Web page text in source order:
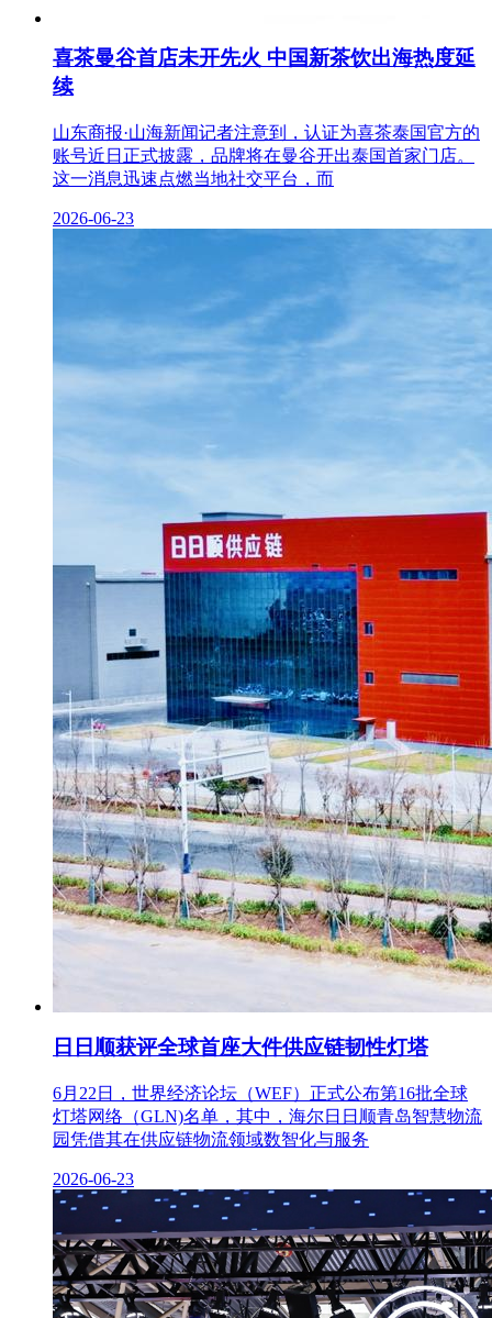
喜茶曼谷首店未开先火 中国新茶饮出海热度延
续
山东商报·山海新闻记者注意到，认证为喜茶泰国官方的
账号近日正式披露，品牌将在曼谷开出泰国首家门店。
这一消息迅速点燃当地社交平台，而
2026-06-23
日日顺获评全球首座大件供应链韧性灯塔
6月22日，世界经济论坛（WEF）正式公布第16批全球
灯塔网络（GLN)名单，其中，海尔日日顺青岛智慧物流
园凭借其在供应链物流领域数智化与服务
2026-06-23